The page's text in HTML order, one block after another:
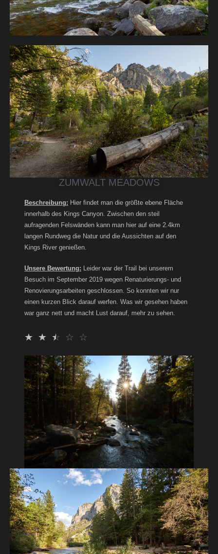
ZUMWALT MEADOWS
Beschreibung: Hier findet man die größte ebene Fläche
innerhalb des Kings Canyon. Zwischen den steil
aufragenden Felswänden kann man hier auf eine 2.4km
langen Rundweg die Natur und die Aussichten auf den
Kings River genießen.
Unsere Bewertung: Leider war der Trail bei unserem
Besuch im September 2019 wegen Renaturierungs- und
Renovierungsarbeiten geschlossen. So konnten wir nur
einen kurzen Blick darauf werfen. Was wir gesehen haben
war ganz nett und macht Lust darauf, mehr zu sehen.
☆ ☆ ☆ ☆ ☆